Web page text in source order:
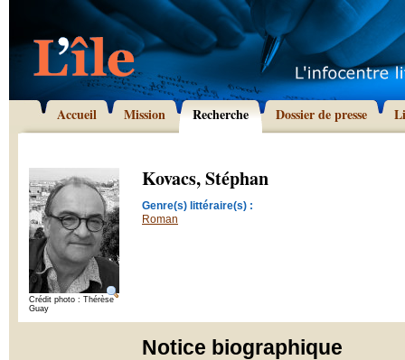
Accueil Mission Recherche Dossier de presse
Crédit photo : Thérèse
Guay
Kovacs, Stéphan
Genre(s) littéraire(s) :
Roman
Notice biographique